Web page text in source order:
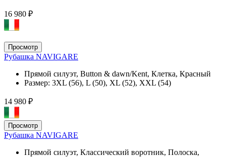
16 980 ₽
Просмотр
Рубашка NAVIGARE
Прямой силуэт, Button & dawn/Kent, Клетка, Красный
Размер: 3XL (56), L (50), XL (52), XXL (54)
14 980 ₽
Просмотр
Рубашка NAVIGARE
Прямой силуэт, Классический воротник, Полоска,